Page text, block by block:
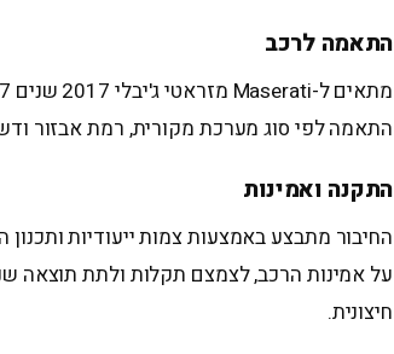
התאמה לרכב
התאמה לפי סוג מערכת מקורית, רמת אבזור
התקנה ואמינות
החיבור מתבצע באמצעות צמות ייעודיות
על אמינות הרכב, לצמצם תקלות ולתת תוצאה
חיצונית.